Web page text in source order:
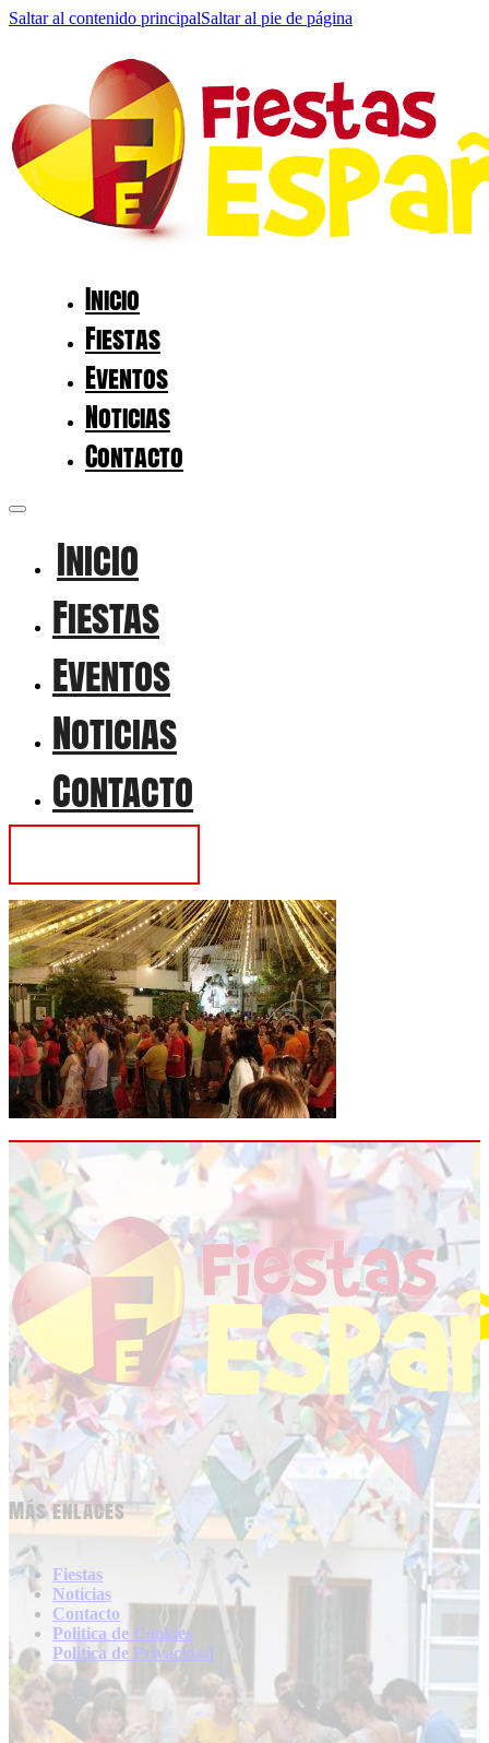
Saltar al contenido principalSaltar al pie de página
Inicio
Fiestas
Eventos
Noticias
Contacto
Inicio
Fiestas
Eventos
Noticias
Contacto
Más enlaces
Fiestas
Noticias
Contacto
Politica de Cookies
Politica de Privacidad